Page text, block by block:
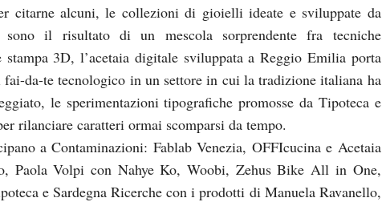
citarne alcuni, le collezioni di gioielli ideate e sviluppate da
il risultato di un mescola sorprendente fra tecniche
3D, l’acetaia digitale sviluppata a Reggio Emilia porta
da-te tecnologico in un settore in cui la tradizione italiana ha
le sperimentazioni tipografiche promosse da Tipoteca e
rilanciare caratteri ormai scomparsi da tempo.
a Contaminazioni: Fablab Venezia, OFFIcucina e Acetaia
Paola Volpi con Nahye Ko, Woobi, Zehus Bike All in One,
e Sardegna Ricerche con i prodotti di Manuela Ravanello,